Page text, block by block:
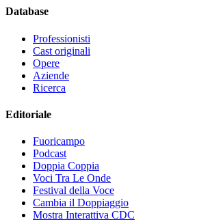
Database
Professionisti
Cast originali
Opere
Aziende
Ricerca
Editoriale
Fuoricampo
Podcast
Doppia Coppia
Voci Tra Le Onde
Festival della Voce
Cambia il Doppiaggio
Mostra Interattiva CDC